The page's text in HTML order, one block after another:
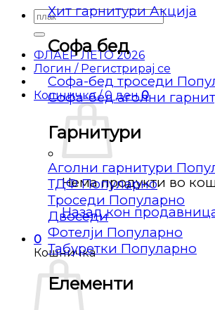
Барај
за:
ФЛАЕР ЛЕТО 2026
Логин / Регистрирај се
Кошничка /0 ден 0
Нема продукти во
Назад кон
0
Кошничка
Хит гарнитури
Софа бед
Софа-бед троседи
Софа-бед аголни
Гарнитури
Аголни гарнитури
ТДФ
Троседи
Двоседи
Фотелји
Табуретки
Елементи